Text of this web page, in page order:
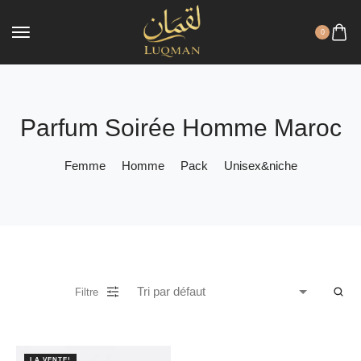
0
Parfum Soirée Homme Maroc
Femme Homme Pack Unisex&niche
Filtre